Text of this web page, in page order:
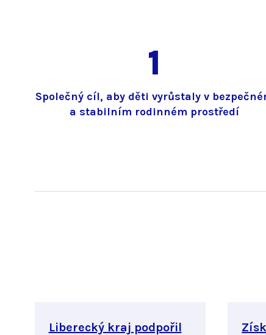
1
Společný cíl, aby děti vyrůstaly v
a stabilním rodinném prostředí
Liberecký kraj podpořil